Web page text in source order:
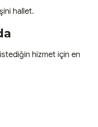
hallet.
hizmet için en